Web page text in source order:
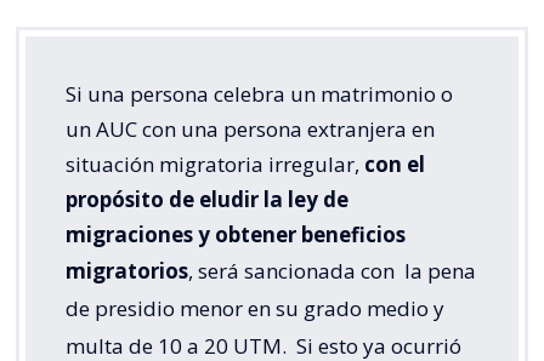
Si una persona celebra un matrimonio o
un AUC con una persona extranjera en
situación migratoria irregular, con el
propósito de eludir la ley de
migraciones y obtener beneficios
migratorios, será sancionada con la pena
de presidio menor en su grado medio y
multa de 10 a 20 UTM. Si esto ya ocurrió